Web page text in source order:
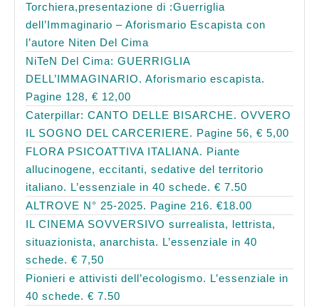
Torchiera,presentazione di :Guerriglia
dell’Immaginario – Aforismario Escapista con
l’autore Niten Del Cima
NiTeN Del Cima: GUERRIGLIA
DELL’IMMAGINARIO. Aforismario escapista.
Pagine 128, € 12,00
Caterpillar: CANTO DELLE BISARCHE. OVVERO
IL SOGNO DEL CARCERIERE. Pagine 56, € 5,00
FLORA PSICOATTIVA ITALIANA. Piante
allucinogene, eccitanti, sedative del territorio
italiano. L’essenziale in 40 schede. € 7.50
ALTROVE N° 25-2025. Pagine 216. €18.00
IL CINEMA SOVVERSIVO surrealista, lettrista,
situazionista, anarchista. L’essenziale in 40
schede. € 7,50
Pionieri e attivisti dell’ecologismo. L’essenziale in
40 schede. € 7.50